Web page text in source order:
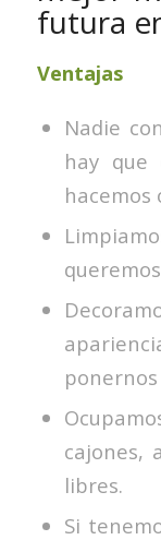
futura
Ventajas
Nadie
hay que
hacemos
cajones,
libres.
Si